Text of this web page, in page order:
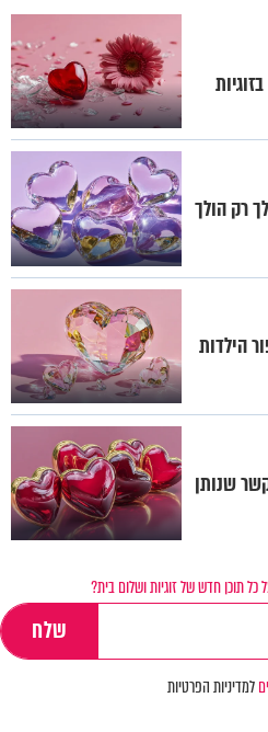
רק הולך
הילדות
שנותן
תוכן חדש של זוגיות ושלום בית?
למדיניות הפרטיות